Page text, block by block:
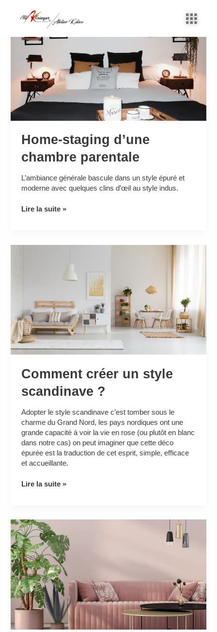
contenu
Home-staging d’une
chambre parentale
L’ambiance générale bascule dans un style épuré et
moderne avec quelques clins d’œil au style indus.
Home-
staging
d’une
chambre
parentale
Lire la suite »
Comment créer un style
scandinave ?
Adopter le style scandinave c’est tomber sous le
charme du Grand Nord, les pays nordiques ont une
grande capacité à voir la vie en rose (ou plutôt en blanc
dans notre cas) on peut imaginer que cette déco
épurée est la traduction de cet esprit, simple, efficace
et accueillante.
Lire la suite »
Le
style
Art
déco
:
décryptage
d’une
ambiance
au